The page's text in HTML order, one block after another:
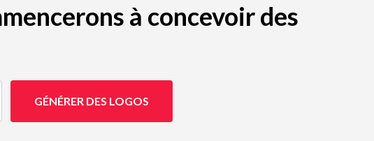
à concevoir des
GÉNÉRER DES LOGOS